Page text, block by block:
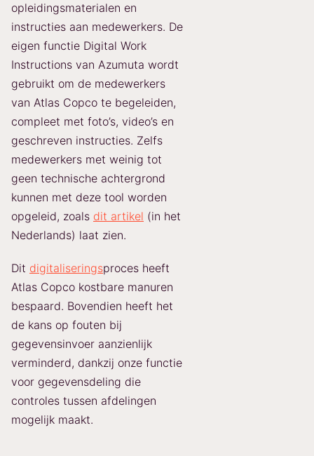
opleidingsmaterialen en
instructies aan medewerkers. De
eigen functie Digital Work
Instructions van Azumuta wordt
gebruikt om de medewerkers
van Atlas Copco te begeleiden,
compleet met foto’s, video’s en
geschreven instructies. Zelfs
medewerkers met weinig tot
geen technische achtergrond
kunnen met deze tool worden
opgeleid, zoals dit artikel (in het
Nederlands) laat zien.
Dit digitaliseringsproces heeft
Atlas Copco kostbare manuren
bespaard. Bovendien heeft het
de kans op fouten bij
gegevensinvoer aanzienlijk
verminderd, dankzij onze functie
voor gegevensdeling die
controles tussen afdelingen
mogelijk maakt.